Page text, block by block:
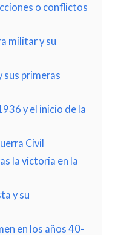
o conflictos
militar y su
sus primeras
y el inicio de la
Civil
la victoria en la
y su
en los años 40-